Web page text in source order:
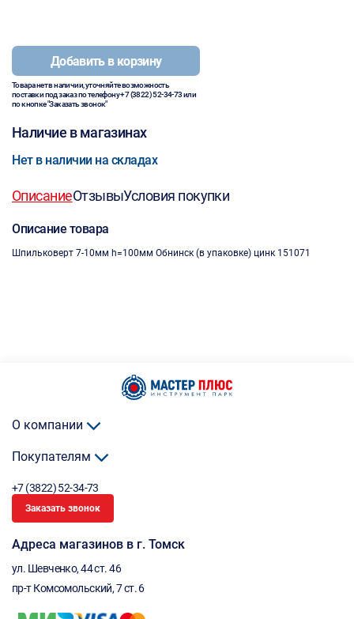
Добавить в корзину
Товара нет в наличии, уточняйте возможность
поставки под заказ по телефону+7 (3822) 52-34-73или
по кнопке "Заказать звонок"
Наличие в магазинах
Нет в наличии на складах
ОписаниеОтзывыУсловия покупки
Описание товара
Шпильковерт 7-10мм h=100мм Обнинск (в упаковке) цинк 151071
О компании
Покупателям
+7 (3822) 52-34-73
Заказать звонок
Адреса магазинов в г. Томск
ул. Шевченко, 44 ст. 46
пр-т Комсомольский, 7 ст. 6